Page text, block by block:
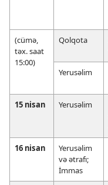
(cümə,
təx. saat
15:00)
Qolqota
Yerusəlim
15 nisan Yerusəlim
16 nisan
Yerusəlim
və ətrafı;
İmmas